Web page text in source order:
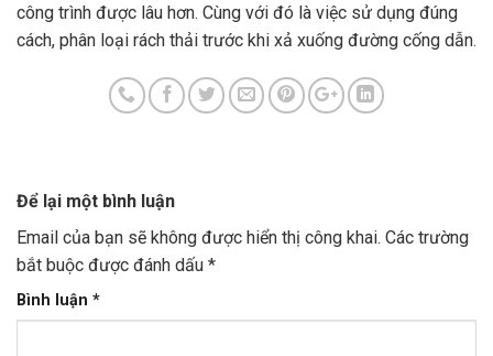
công trình được lâu hơn. Cùng với đó là việc sử dụng đúng
cách, phân loại rách thải trước khi xả xuống đường cống dẫn.
Để lại một bình luận
Email của bạn sẽ không được hiển thị công khai. Các trường
bắt buộc được đánh dấu *
Bình luận *